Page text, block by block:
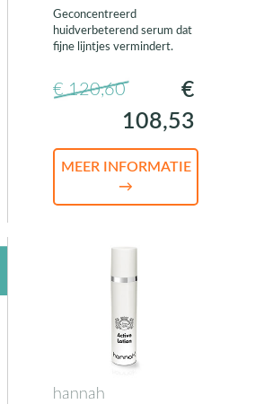
Geconcentreerd
huidverbeterend serum dat
fijne lijntjes vermindert.
€ 120,60
€
108,53
MEER INFORMATIE
→
hannah